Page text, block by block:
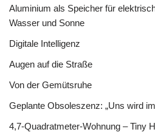
Aluminium als Speicher für
Wasser und Sonne
Digitale Intelligenz
Augen auf die Straße
Von der Gemütsruhe
Geplante Obsoleszenz: „Uns wird
4,7-Quadratmeter-Wohnung – Tiny